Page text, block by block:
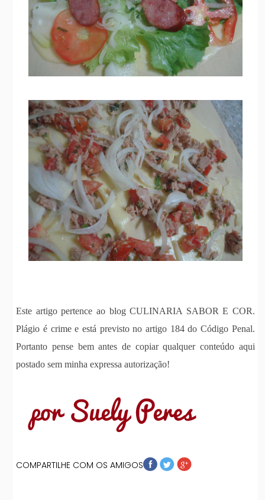
Este artigo pertence ao blog CULINARIA SABOR E COR.
Plágio é crime e está previsto no artigo 184 do Código Penal.
Portanto pense bem antes de copiar qualquer conteúdo aqui
postado sem minha expressa autorização!
COMPARTILHE COM OS AMIGOS